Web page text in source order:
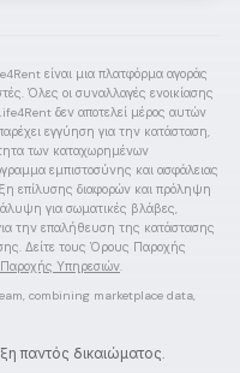
είναι μια πλατφόρμα αγοράς
Όλες οι συναλλαγές ενοικίασης
δεν αποτελεί μέρος αυτών
εγγύηση για την κατάσταση,
των καταχωρημένων
εμπιστοσύνης και ασφάλειας
επίλυσης διαφορών και πρόληψη
για σωματικές βλάβες,
την επαλήθευση της κατάστασης
Δείτε τους Όρους Παροχής
Υπηρεσιών.
combining marketplace data,
παντός δικαιώματος.